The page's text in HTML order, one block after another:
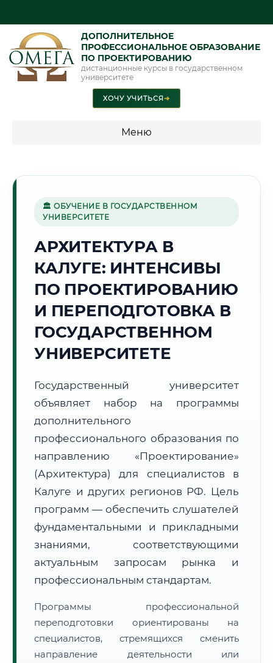
ДОПОЛНИТЕЛЬНОЕ
ПРОФЕССИОНАЛЬНОЕ ОБРАЗОВАНИЕ
ПО ПРОЕКТИРОВАНИЮ
дистанционные курсы в государственном
университете
ХОЧУ УЧИТЬСЯ➜
Меню
🚀
Г. КАЛУГА
09:04:39
Суббота, 8 Августа
2026 г.
Погода в г. Калуга: +19°C,Пасмурно
Световой день:
15 ч. 24 мин.
📍 Региональная справка
Субъект:
Калужская область
Тел. код:
+7 (4842)
Почтовые индексы:
248000–248999
Часовой пояс:
МСК (UTC+3)
Дистанционно
• Маршрут транзита: ~2 936 км
🏛 ОБУЧЕНИЕ В ГОСУДАРСТВЕННОМ
УНИВЕРСИТЕТЕ
АРХИТЕКТУРА В
КАЛУГЕ: ИНТЕНСИВЫ
ПО ПРОЕКТИРОВАНИЮ
И ПЕРЕПОДГОТОВКА В
ГОСУДАРСТВЕННОМ
УНИВЕРСИТЕТЕ
Государственный университет
объявляет набор на программы
дополнительного
профессионального образования по
направлению «Проектирование»
(Архитектура) для специалистов в
Калуге и других регионов РФ. Цель
программ — обеспечить слушателей
фундаментальными и прикладными
знаниями, соответствующими
актуальным запросам рынка и
профессиональным стандартам.
Программы профессиональной
переподготовки ориентированы на
специалистов, стремящихся сменить
направление деятельности или